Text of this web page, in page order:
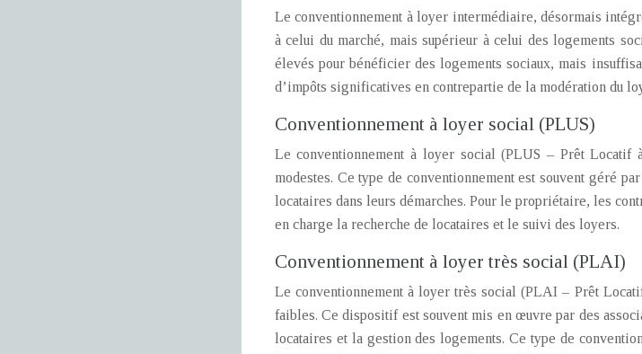
Le conventionnement à loyer intermédiaire, désormais
à celui du marché, mais supérieur à celui des logements
élevés pour bénéficier des logements sociaux, mais
d’impôts significatives en contrepartie de la modération du
Conventionnement à loyer social (PLUS)
Le conventionnement à loyer social (PLUS – Prêt Locatif
modestes. Ce type de conventionnement est souvent géré
locataires dans leurs démarches. Pour le propriétaire, les
en charge la recherche de locataires et le suivi des loyers.
Conventionnement à loyer très social (PLAI)
Le conventionnement à loyer très social (PLAI – Prêt
faibles. Ce dispositif est souvent mis en œuvre par des
locataires et la gestion des logements. Ce type de